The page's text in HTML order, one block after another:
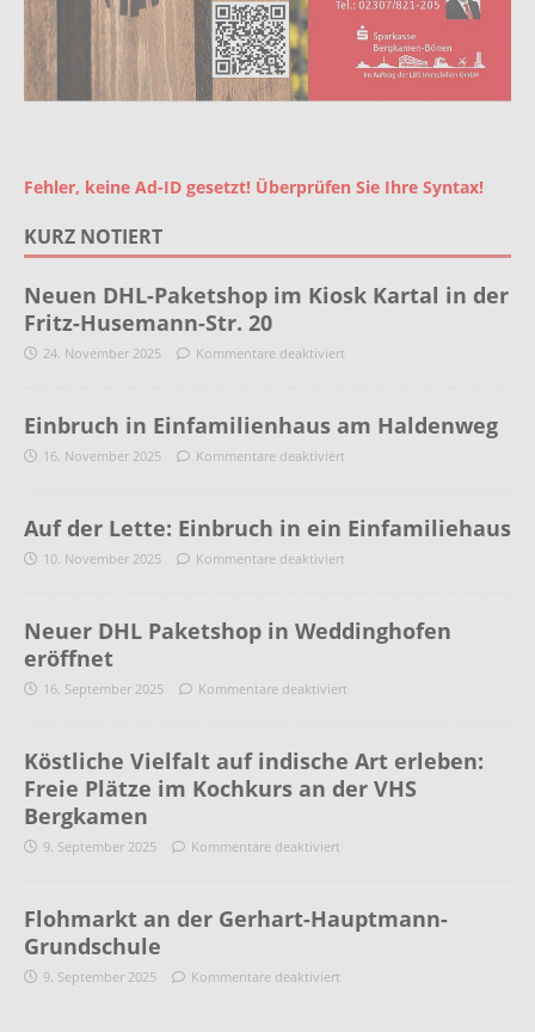
Fehler, keine Ad-ID gesetzt! Überprüfen Sie Ihre Syntax!
KURZ NOTIERT
Neuen DHL-Paketshop im Kiosk Kartal in der
Fritz-Husemann-Str. 20
24. November 2025 Kommentare deaktiviert
Einbruch in Einfamilienhaus am Haldenweg
16. November 2025 Kommentare deaktiviert
Auf der Lette: Einbruch in ein Einfamiliehaus
10. November 2025 Kommentare deaktiviert
Neuer DHL Paketshop in Weddinghofen
eröffnet
16. September 2025 Kommentare deaktiviert
Köstliche Vielfalt auf indische Art erleben:
Freie Plätze im Kochkurs an der VHS
Bergkamen
9. September 2025 Kommentare deaktiviert
Flohmarkt an der Gerhart-Hauptmann-
Grundschule
9. September 2025 Kommentare deaktiviert